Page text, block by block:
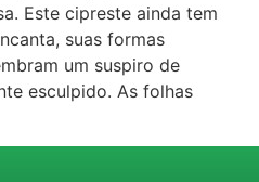
Este cipreste ainda tem
suas formas
um suspiro de
esculpido. As folhas